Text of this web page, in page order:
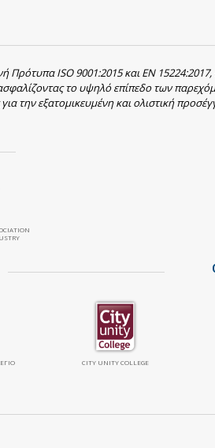
Πρότυπα ISO 9001:2015 και EN
το υψηλό επίπεδο των
την εξατομικευμένη και ολιστική
CITY UNITY COLLEGE